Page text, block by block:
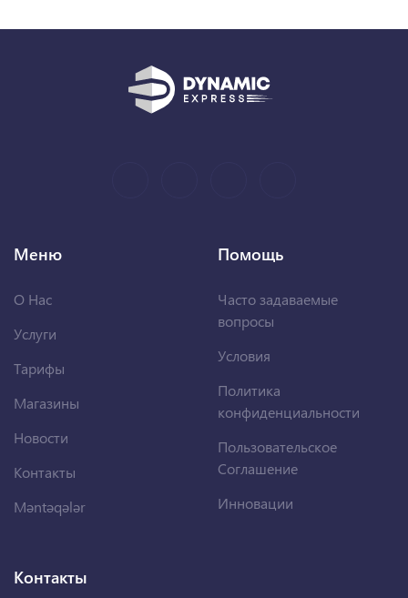
Меню
О Нас
Услуги
Тарифы
Магазины
Новости
Контакты
Məntəqələr
Помощь
Часто задаваемые
вопросы
Условия
Политика
конфиденциальности
Пользовательское
Соглашение
Инновации
Контакты